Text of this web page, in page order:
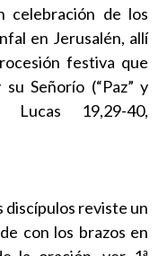
celebración de los
en Jerusalén, allí
festiva que
Señorío (“Paz” y
19,29-40,
discípulos reviste un
con los brazos en